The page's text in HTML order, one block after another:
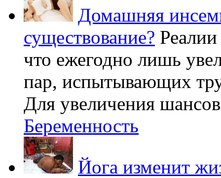
Домашняя
существование?
что ежегодно лишь
пар, испытывающих
Для увеличения
Беременность
Йога изменит